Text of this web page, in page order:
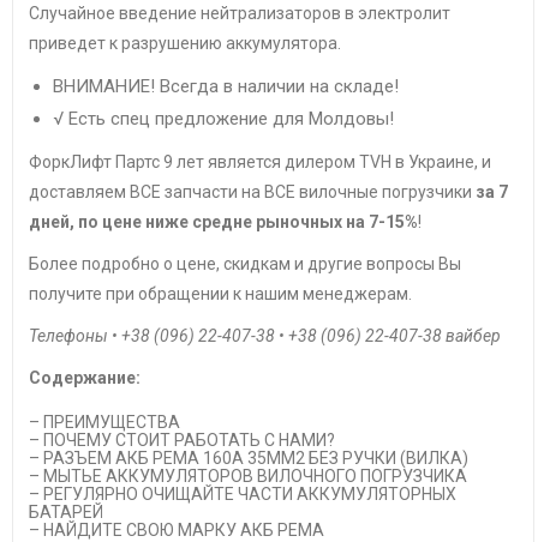
Случайное введение нейтрализаторов в электролит
приведет к разрушению аккумулятора.
ВНИМАНИЕ! Всегда в наличии на складе!
√ Есть спец предложение для Молдовы!
ФоркЛифт Партс 9 лет является дилером TVH в Украине, и
доставляем ВСЕ запчасти на ВСЕ вилочные погрузчики за 7
дней, по цене ниже средне рыночных на 7-15%!
Более подробно о цене, скидкам и другие вопросы Вы
получите при обращении к нашим менеджерам.
Телефоны • +38 (096) 22-407-38 • +38 (096) 22-407-38 вайбер
Содержание:
– ПРЕИМУЩЕСТВА
– ПОЧЕМУ СТОИТ РАБОТАТЬ С НАМИ?
– РАЗЪЕМ АКБ РЕМА 160А 35ММ2 БЕЗ РУЧКИ (ВИЛКА)
– МЫТЬЕ АККУМУЛЯТОРОВ ВИЛОЧНОГО ПОГРУЗЧИКА
– РЕГУЛЯРНО ОЧИЩАЙТЕ ЧАСТИ АККУМУЛЯТОРНЫХ
БАТАРЕЙ
– НАЙДИТЕ СВОЮ МАРКУ АКБ РЕМА